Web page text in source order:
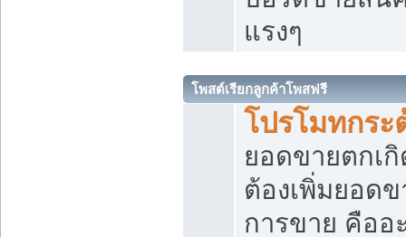
แรงๆ
โพสต์เรียกลูกค้าโพสฟรี
โปรโมทกร
ยอดขายตกเ
ต้องเพิ่มยอด
การขาย คืออ